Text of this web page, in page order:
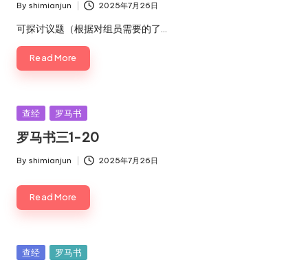
Posted
by
By shimianjun 2025年7月26日
可探讨议题（根据对组员需要的了…
Read More
Posted
查经 罗马书
罗马书三1-20
Posted
By shimianjun 2025年7月26日
Read More
Posted
查经 罗马书